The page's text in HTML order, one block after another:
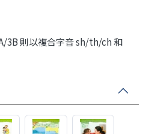
3B 則以複合字音 sh/th/ch 和